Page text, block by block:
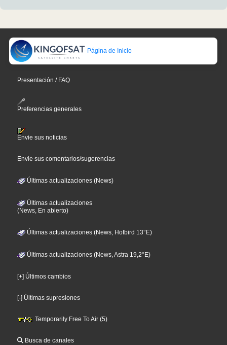
Página de Inicio
Presentación / FAQ
Preferencias generales
Envie sus noticias
Envie sus comentarios/sugerencias
Últimas actualizaciones (News)
Últimas actualizaciones
(News, En abierto)
Últimas actualizaciones (News, Hotbird 13°E)
Últimas actualizaciones (News, Astra 19,2°E)
[+] Últimos cambios
[-] Últimas supresiones
Temporarily Free To Air (5)
Busca de canales